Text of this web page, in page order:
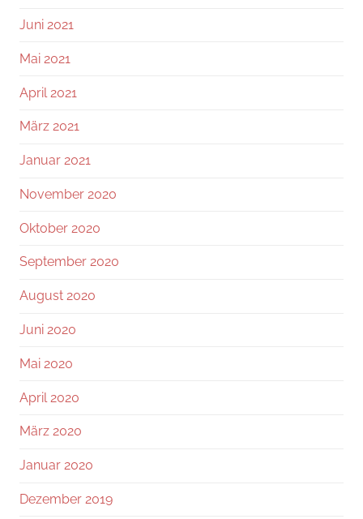
Juni 2021
Mai 2021
April 2021
März 2021
Januar 2021
November 2020
Oktober 2020
September 2020
August 2020
Juni 2020
Mai 2020
April 2020
März 2020
Januar 2020
Dezember 2019